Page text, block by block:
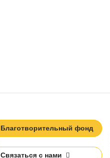
Благотворительный фонд
Связаться с нами